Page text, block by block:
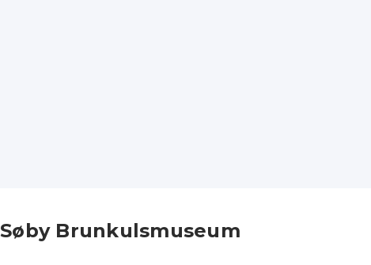
Søby Brunkulsmuseum